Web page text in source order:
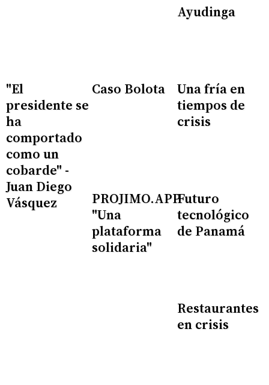
Ayudinga
"El
presidente se
ha
comportado
como un
cobarde" -
Juan Diego
Vásquez
Caso Bolota
Una fría en
tiempos de
crisis
PROJIMO.APP
"Una
plataforma
solidaria"
Futuro
tecnológico
de Panamá
Restaurantes
en crisis